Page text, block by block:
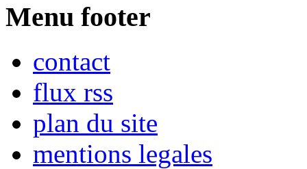
Menu footer
contact
flux rss
plan du site
mentions legales